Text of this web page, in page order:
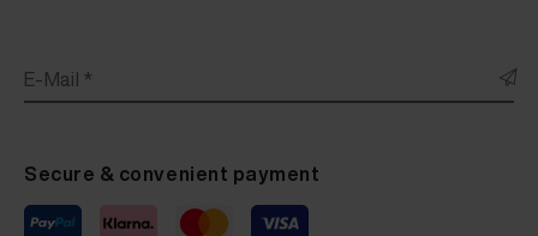
E-Mail *
Secure & convenient payment